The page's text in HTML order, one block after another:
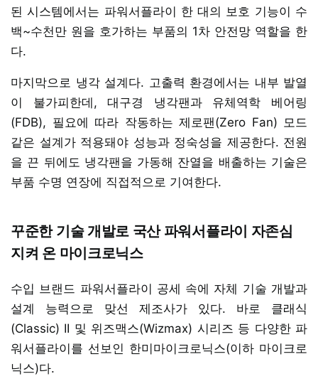
된 시스템에서는 파워서플라이 한 대의 보호 기능이 수
백~수천만 원을 호가하는 부품의 1차 안전망 역할을 한
다.
마지막으로 냉각 설계다. 고출력 환경에서는 내부 발열
이 불가피한데, 대구경 냉각팬과 유체역학 베어링
(FDB), 필요에 따라 작동하는 제로팬(Zero Fan) 모드
같은 설계가 적용돼야 성능과 정숙성을 제공한다. 전원
을 끈 뒤에도 냉각팬을 가동해 잔열을 배출하는 기술은
부품 수명 연장에 직접적으로 기여한다.
꾸준한 기술 개발로 국산 파워서플라이 자존심
지켜 온 마이크로닉스
수입 브랜드 파워서플라이 공세 속에 자체 기술 개발과
설계 능력으로 맞선 제조사가 있다. 바로 클래식
(Classic) II 및 위즈맥스(Wizmax) 시리즈 등 다양한 파
워서플라이를 선보인 한미마이크로닉스(이하 마이크로
닉스)다.